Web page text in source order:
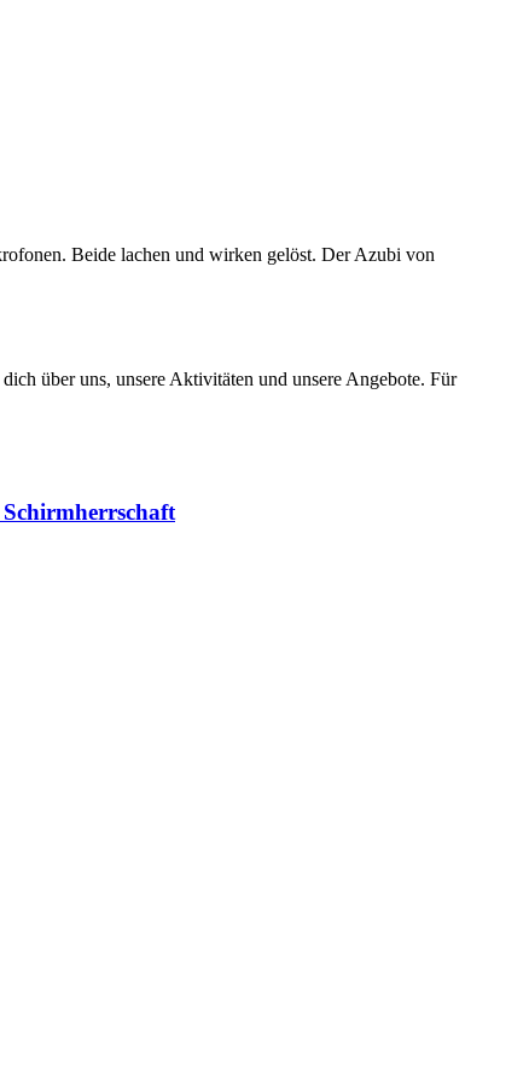
über uns, unsere Aktivitäten und unsere Angebote. Für